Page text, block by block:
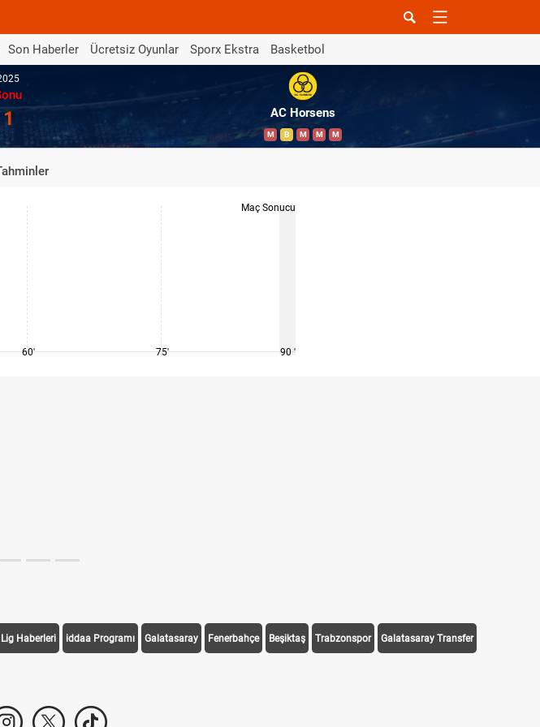
Son Haberler Ücretsiz Oyunlar Sporx Ekstra Basketbol
AC Horsens
M B M M M
60' 75'
Maç Sonucu
90 '
Haberleri iddaa Programı Galatasaray Fenerbahçe Beşiktaş Trabzonspor Galatasaray Transfer